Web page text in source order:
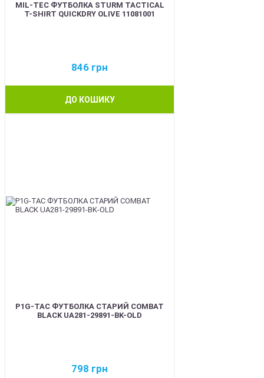
MIL-TEC ФУТБОЛКА STURM TACTICAL
T-SHIRT QUICKDRY OLIVE 11081001
846 грн
ДО КОШИКУ
P1G-TAC ФУТБОЛКА СТАРИЙ COMBAT
BLACK UA281-29891-BK-OLD
798 грн